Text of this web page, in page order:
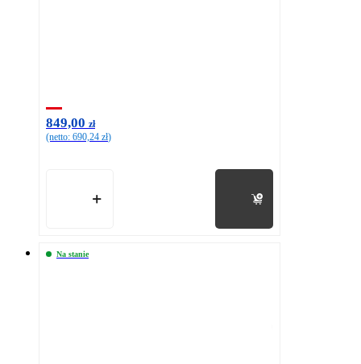
849,00 zł
(netto: 690,24 zł)
Na stanie